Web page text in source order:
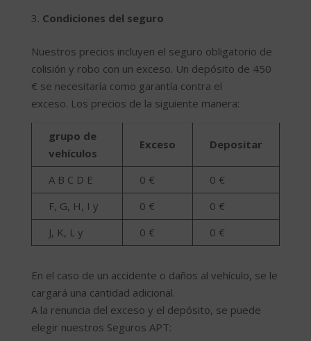
Condiciones del seguro
Nuestros precios incluyen el seguro obligatorio de
colisión y robo con un exceso. Un depósito de 450
€ se necesitaría como garantía contra el
exceso. Los precios de la siguiente manera:
grupo de
vehículos
Exceso Depositar
A B C D E 0 €
0 €
F, G, H, I y
0 €
0 €
J, K, L y
0 € 0 €
En el caso de un accidente o daños al vehículo, se le
cargará una cantidad adicional.
A la renuncia del exceso y el depósito, se puede
elegir nuestros Seguros APT: